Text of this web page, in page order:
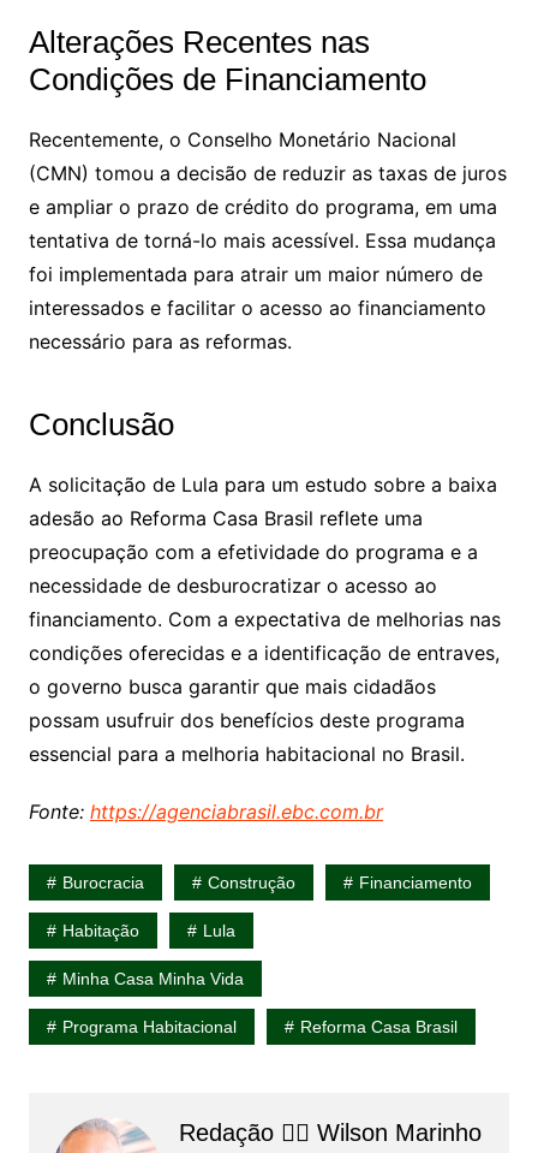
Alterações Recentes nas
Condições de Financiamento
Recentemente, o Conselho Monetário Nacional
(CMN) tomou a decisão de reduzir as taxas de juros
e ampliar o prazo de crédito do programa, em uma
tentativa de torná-lo mais acessível. Essa mudança
foi implementada para atrair um maior número de
interessados e facilitar o acesso ao financiamento
necessário para as reformas.
Conclusão
A solicitação de Lula para um estudo sobre a baixa
adesão ao Reforma Casa Brasil reflete uma
preocupação com a efetividade do programa e a
necessidade de desburocratizar o acesso ao
financiamento. Com a expectativa de melhorias nas
condições oferecidas e a identificação de entraves,
o governo busca garantir que mais cidadãos
possam usufruir dos benefícios deste programa
essencial para a melhoria habitacional no Brasil.
Fonte: https://agenciabrasil.ebc.com.br
Burocracia Construção Financiamento
Habitação Lula
Minha Casa Minha Vida
Programa Habitacional Reforma Casa Brasil
Redação 👨‍⚖️​ Wilson Marinho